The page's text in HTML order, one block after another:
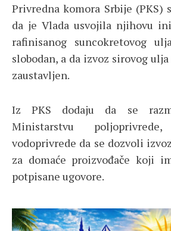
Privredna komora Srbije (PKS)
da je Vlada usvojila njihovu
rafinisanog suncokretovog
slobodan, a da izvoz sirovog
zaustavljen.
Iz PKS dodaju da se
Ministarstvu
vodoprivrede da se dozvoli
za domaće proizvođače koji
potpisane ugovore.